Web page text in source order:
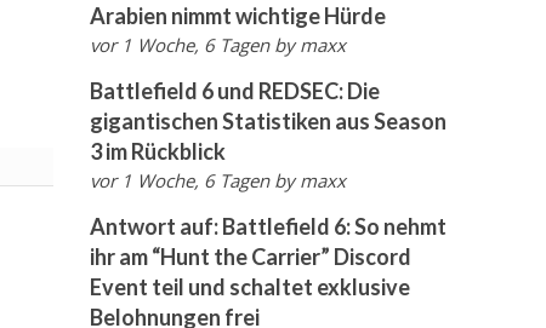
Arabien nimmt wichtige Hürde
vor 1 Woche, 6 Tagen bymaxx
Battlefield 6 und REDSEC: Die
gigantischen Statistiken aus Season
3 im Rückblick
vor 1 Woche, 6 Tagen bymaxx
Antwort auf: Battlefield 6: So nehmt
ihr am “Hunt the Carrier” Discord
Event teil und schaltet exklusive
Belohnungen frei